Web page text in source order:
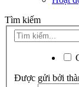
Tìm kiếm
Được gửi bởi